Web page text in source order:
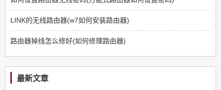
LINK的无线路由器(w7如何安装路由器)
路由器掉线怎么修好(如何修理路由器)
最新文章